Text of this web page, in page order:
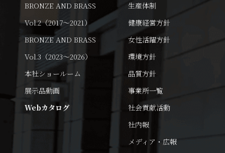
BRONZE AND BRASS
Vol.2（2017～2021）
BRONZE AND BRASS
Vol.3（2023～2026）
本社ショールーム
展示品動画
Webカタログ
生産体制
健康経営方針
女性活躍方針
環境方針
品質方針
事業所一覧
社会貢献活動
社内報
メディア・広報